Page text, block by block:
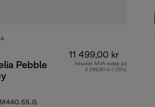
399,00 kr
Pebble
11 499,00 kr
Inkludert MVA-beløp på
2 299,80 kr ( 25%)